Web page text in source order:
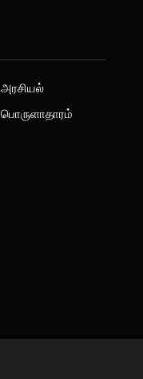
அரசியல்
பொருளாதாரம்